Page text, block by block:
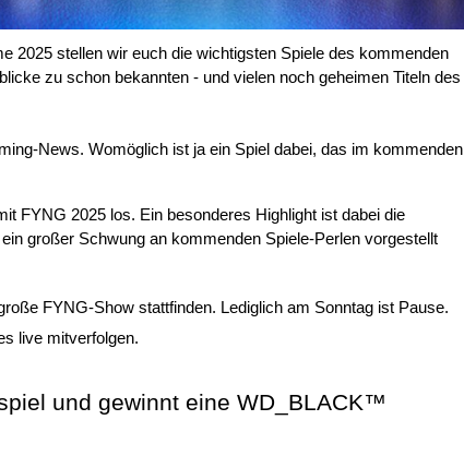
2025 stellen wir euch die wichtigsten Spiele des kommenden
zu schon bekannten - und vielen noch geheimen Titeln des
News. Womöglich ist ja ein Spiel dabei, das im kommenden
FYNG 2025 los. Ein besonderes Highlight ist dabei die
großer Schwung an kommenden Spiele-Perlen vorgestellt
FYNG-Show stattfinden. Lediglich am Sonntag ist Pause.
live mitverfolgen.
und gewinnt eine WD_BLACK™